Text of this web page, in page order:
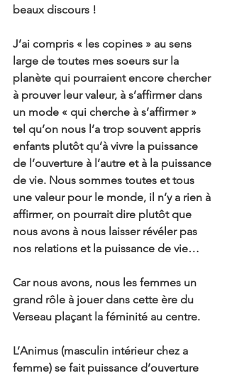
beaux discours !
J’ai compris « les copines » au sens
large de toutes mes soeurs sur la
planète qui pourraient encore chercher
à prouver leur valeur, à s’affirmer dans
un mode « qui cherche à s’affirmer »
tel qu’on nous l’a trop souvent appris
enfants plutôt qu’à vivre la puissance
de l’ouverture à l’autre et à la puissance
de vie. Nous sommes toutes et tous
une valeur pour le monde, il n’y a rien à
affirmer, on pourrait dire plutôt que
nous avons à nous laisser révéler pas
nos relations et la puissance de vie…
Car nous avons, nous les femmes un
grand rôle à jouer dans cette ère du
Verseau plaçant la féminité au centre.
L’Animus (masculin intérieur chez a
femme) se fait puissance d’ouverture